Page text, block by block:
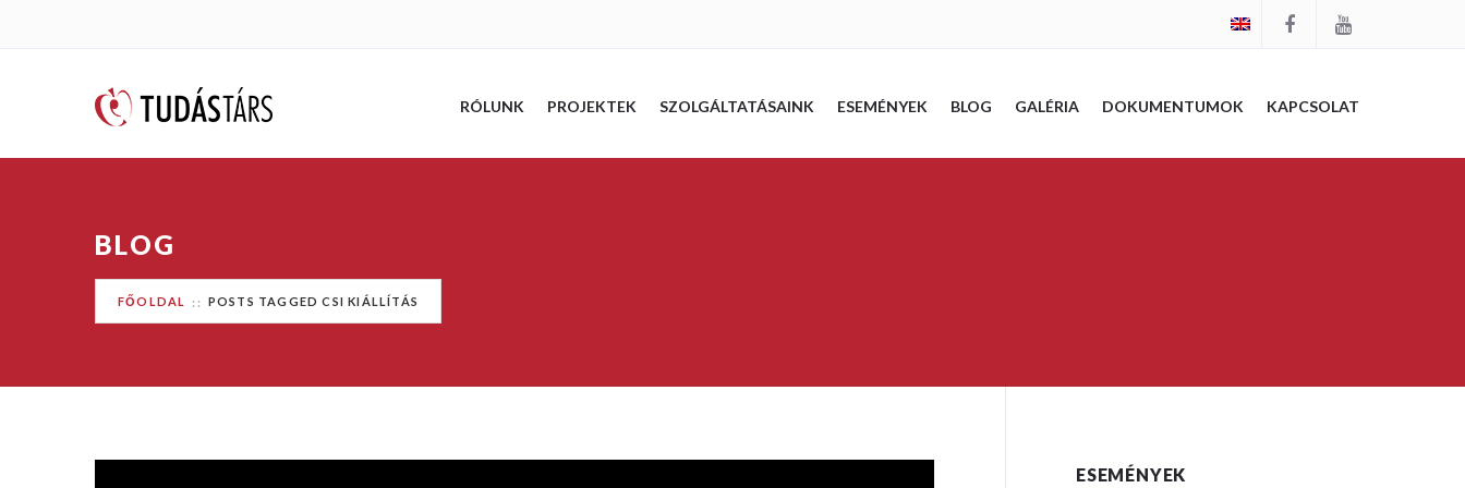
RÓLUNK PROJEKTEK SZOLGÁLTATÁSAINK ESEMÉNYEK BLOG GALÉRIA DOKUMENTUMOK KAPCSOLAT
BLOG
FŐOLDAL POSTS TAGGED CSI KIÁLLÍTÁS
ESEMÉNYEK